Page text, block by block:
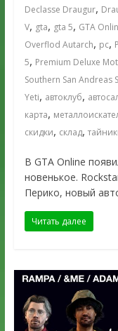
Declasse Draugur,
V, gta, gta 5, GTA
Overflod Autarch, pc,
5, Premium Deluxe
Southern San Andreas
Yeti, автоклуб,
карта,
скидки, склад,
В GTA Online
новенькое.
Перико, новый
Читать далее